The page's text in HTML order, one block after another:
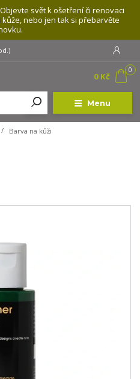
svět k ošetření či renovaci
nebo jen tak si přebarvěte
Menu
0
0 Kč
Barva na kůži